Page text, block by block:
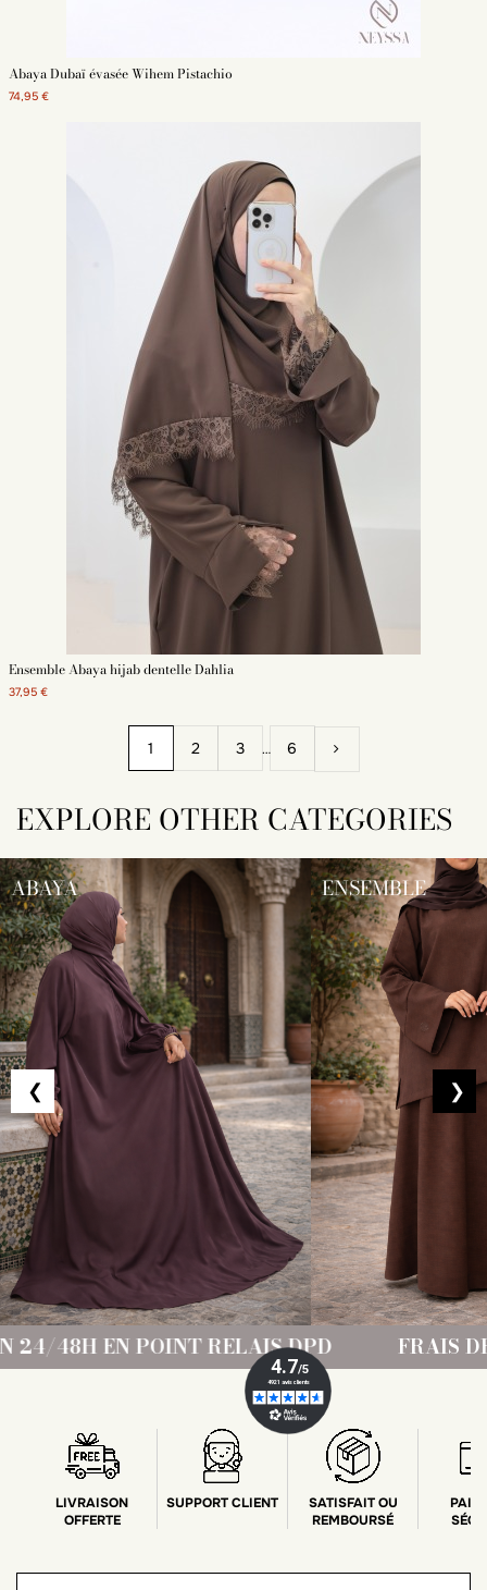
Abaya Dubaï évasée Wihem Pistachio
74,95 €
Ensemble Abaya hijab dentelle Dahlia
37,95 €
1 2 3 … 6
EXPLORE OTHER CATEGORIES
ABAYA ENSEMBLE
❮ ❯
DPD FRAIS DE PORT OFFERT DÈS
LIVRAISON
OFFERTE
SUPPORT CLIENT
SATISFAIT OU
REMBOURSÉ